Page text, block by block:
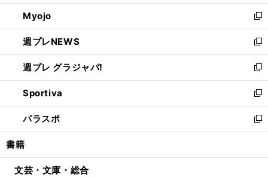
開
く
ウ
で
開
く
ン
ド
ウ
で
開
く
ウ
ィ
ン
ド
ウ
で
開
く
Myojo
新
し
い
ウ
ィ
ン
ド
ウ
で
開
週プレNEWS
新
し
い
ウ
ィ
ン
ド
ウ
開
週プレ グラジャパ!
新
し
い
ウ
ィ
ン
ウ
Sportiva
新
し
い
ウ
ン
パラスポ
新
し
ウ
書籍
文芸・文庫・総合